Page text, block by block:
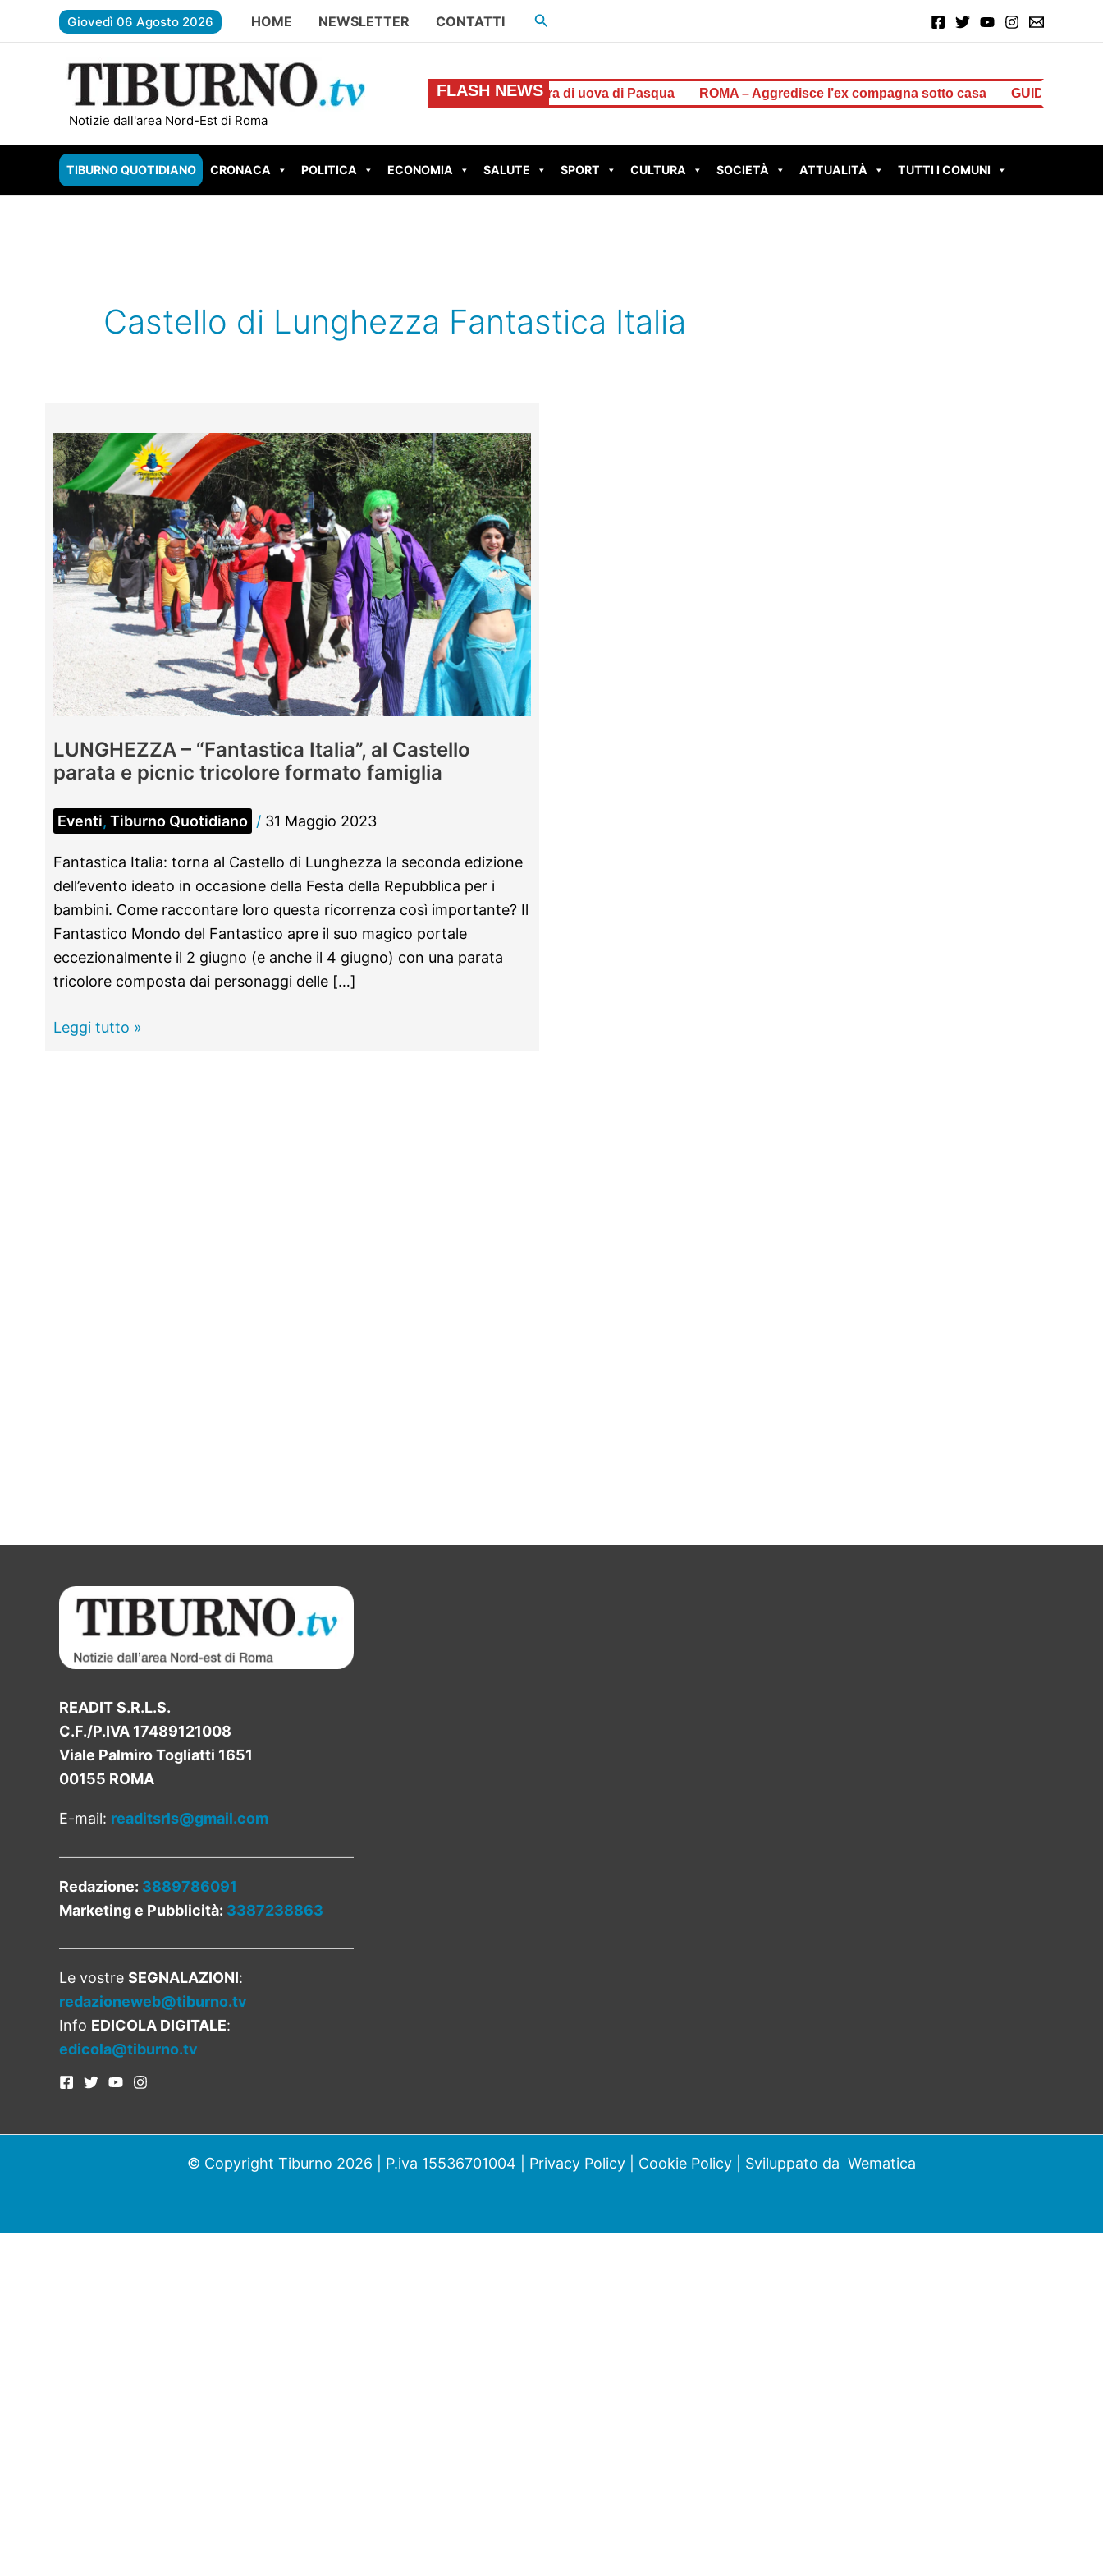
Giovedì 06 Agosto 2026 HOME NEWSLETTER CONTATTI Cerca
Notizie dall'area Nord-Est di Roma
FLASH NEWS
TIVOLI – Evade e rapina il supermercato: caccia alla ladra di uova di Pasqua ROMA – Aggredisce l’ex compagna sotto casa GUIDONIA BRUCIA
TIBURNO QUOTIDIANO CRONACA POLITICA ECONOMIA SALUTE SPORT CULTURA SOCIETÀ ATTUALITÀ TUTTI I COMUNI
Castello di Lunghezza Fantastica Italia
LUNGHEZZA – “Fantastica Italia”, al Castello
parata e picnic tricolore formato famiglia
Eventi, Tiburno Quotidiano / 31 Maggio 2023
Fantastica Italia: torna al Castello di Lunghezza la seconda edizione
dell’evento ideato in occasione della Festa della Repubblica per i
bambini. Come raccontare loro questa ricorrenza così importante? Il
Fantastico Mondo del Fantastico apre il suo magico portale
eccezionalmente il 2 giugno (e anche il 4 giugno) con una parata
tricolore composta dai personaggi delle […]
LUNGHEZZA
Leggi tutto »
READIT S.R.L.S.
C.F./P.IVA 17489121008
Viale Palmiro Togliatti 1651
00155 ROMA
E-mail: readitsrls@gmail.com
Redazione: 3889786091
Marketing e Pubblicità: 3387238863
Le vostre SEGNALAZIONI:
redazioneweb@tiburno.tv
Info EDICOLA DIGITALE:
edicola@tiburno.tv
© Copyright Tiburno 2026 | P.iva 15536701004 | Privacy Policy Cookie Policy | Sviluppato da Wematica